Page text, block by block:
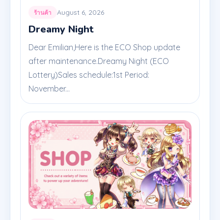
ร้านค้า August 6, 2026
Dreamy Night
Dear Emilian,Here is the ECO Shop update
after maintenance.Dreamy Night (ECO
Lottery)Sales schedule:1st Period:
November...